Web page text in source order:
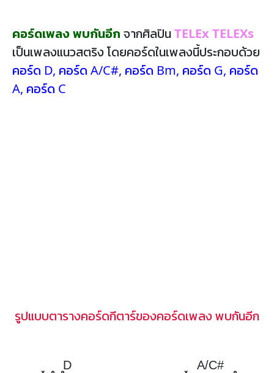
คอร์ดเพลง พบกันอีก จากศิลปินTELEx TELEXs
เป็นเพลงแนวสตริง โดยคอร์ดในเพลงนี้ประกอบด้วย
คอร์ด D, คอร์ด A/C#, คอร์ด Bm, คอร์ด G, คอร์ด
A, คอร์ด C
รูปแบบตารางคอร์ดกีตาร์ของคอร์ดเพลง พบกันอีก
D A/C#